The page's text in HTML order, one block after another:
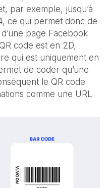
par exemple, jusqu’à
ce qui permet donc de
page Facebook
code est en 2D,
qui est uniquement en
de coder qu’une
le QR code
comme une URL